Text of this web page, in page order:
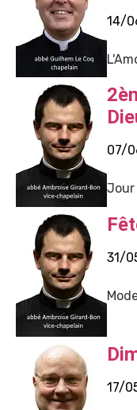
14/
07/
Jour
31/
17/